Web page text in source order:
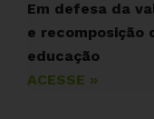
Em defesa da
e recomposição
educação
ACESSE »